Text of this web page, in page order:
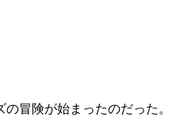
冒険が始まったのだった。